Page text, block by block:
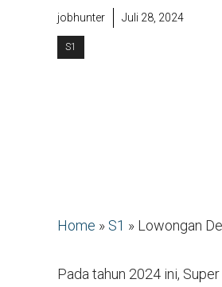
jobhunter Juli 28, 2024
S1
Home » S1 » Lowongan
Pada tahun 2024 ini,